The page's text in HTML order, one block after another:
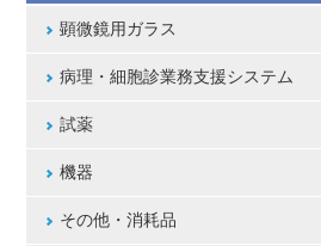
顕微鏡用ガラス
病理・細胞診業務支援システム
試薬
機器
その他・消耗品